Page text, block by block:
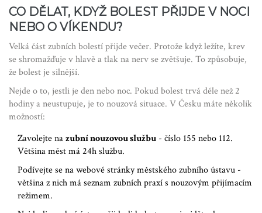
CO DĚLAT, KDYŽ BOLEST PŘIJDE V NOCI
NEBO O VÍKENDU?
Velká část zubních bolestí přijde večer. Protože když ležíte, krev
se shromažďuje v hlavě a tlak na nerv se zvětšuje. To způsobuje,
že bolest je silnější.
Nejde o to, jestli je den nebo noc. Pokud bolest trvá déle než 2
hodiny a neustupuje, je to nouzová situace. V Česku máte několik
možností:
Zavolejte nazubní nouzovou službu - číslo 155 nebo 112.
Většina měst má 24h službu.
Podívejte se na webové stránky městského zubního ústavu -
většina z nich má seznam zubních praxí s nouzovým přijímacím
režimem.